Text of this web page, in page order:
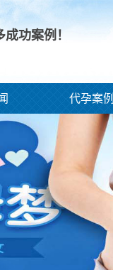
成功案例！
代孕案例